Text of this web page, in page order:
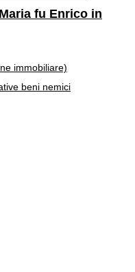
fu Enrico in
immobiliare)
beni nemici